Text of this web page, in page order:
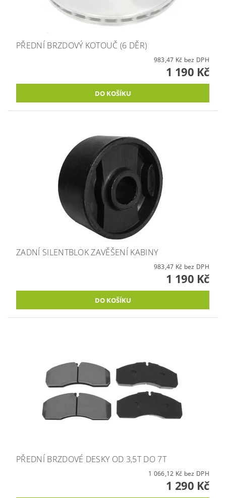
PŘEDNÍ BRZDOVÝ KOTOUČ (6 DĚR)
983,47 Kč bez DPH
1 190 Kč
ZADNÍ SILENTBLOK ZAVĚŠENÍ KABINY
983,47 Kč bez DPH
1 190 Kč
PŘEDNÍ BRZDOVÉ DESKY OD 3,5T DO 7T
1 066,12 Kč bez DPH
1 290 Kč